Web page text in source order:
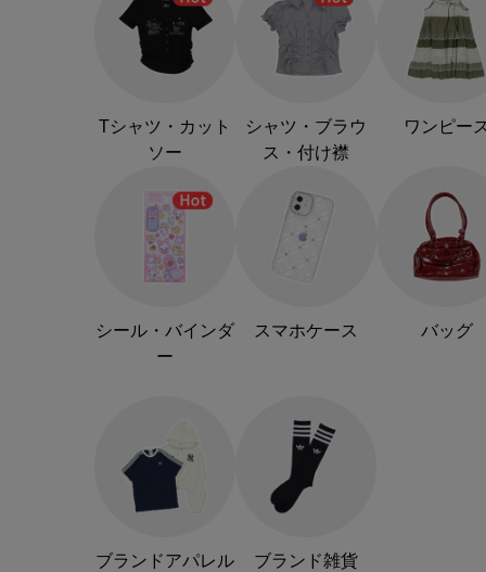
Tシャツ・カット
ソー
シャツ・ブラウ
ス・付け襟
ワンピー
シール・バインダ
ー
スマホケース バッグ
ブランドアパレル ブランド雑貨